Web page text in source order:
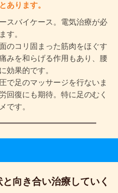
あります。
スバイケース。電気治療が必
す。
のコリ固まった筋肉をほぐす
みを和らげる作用もあり、腰
効果的です。
で足のマッサージを行ないま
回復にも期待。特に足のむく
です。
向き合い治療していく